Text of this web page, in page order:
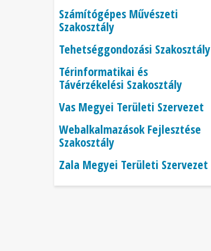
Számítógépes Művészeti
Szakosztály
Tehetséggondozási Szakosztály
Térinformatikai és
Távérzékelési Szakosztály
Vas Megyei Területi Szervezet
Webalkalmazások Fejlesztése
Szakosztály
Zala Megyei Területi Szervezet